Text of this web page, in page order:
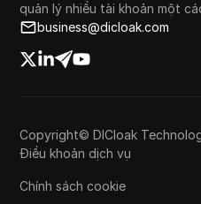
quản lý nhiều tài khoản một
business@dicloak.com
Copyright© DICloak
Điều khoản dịch vụ
Chính sách cookie